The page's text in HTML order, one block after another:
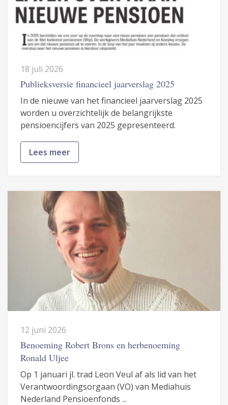
18 juli 2026
Publieksversie financieel jaarverslag 2025
In de nieuwe van het financieel jaarverslag 2025
worden u overzichtelijk de belangrijkste
pensioencijfers van 2025 gepresenteerd.
Lees meer
12 juni 2026
Benoeming Robert Brons en herbenoeming
Ronald Uljee
Op 1 januari jl. trad Leon Veul af als lid van het
Verantwoordingsorgaan (VO) van Mediahuis
Nederland Pensioenfonds ...